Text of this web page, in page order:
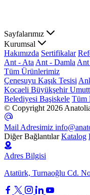
Sayfalarımız
Kurumsal
Hakımızda Sertifikalar
Ant - Ata Ant - Damla Ant
Tüm Ürünlerimiz
Çenesuyu Kaşık Tesisi
Kocaeli Büyükşehir
Belediyesi Başiskele Tüm
© Copyright 2026
Mail Adresimiz
Diğer Bağlantılar Katalog
Adres Bilgisi
Atatürk, Turnaoğlu Cd.